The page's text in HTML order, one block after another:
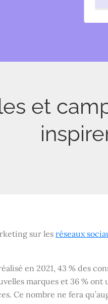
et
sur les réseaux
en 2021, 43 % des
marques et 36 % ont
Ce nombre ne fera